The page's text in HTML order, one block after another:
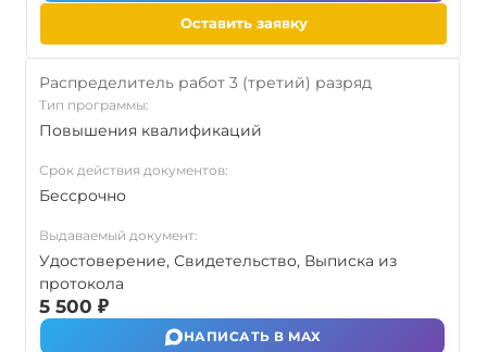
Оставить заявку
Распределитель работ 3 (третий) разряд
Тип программы:
Повышения квалификаций
Срок действия документов:
Бессрочно
Выдаваемый документ:
Удостоверение, Свидетельство, Выписка из
протокола
5 500 ₽
НАПИСАТЬ В MAX